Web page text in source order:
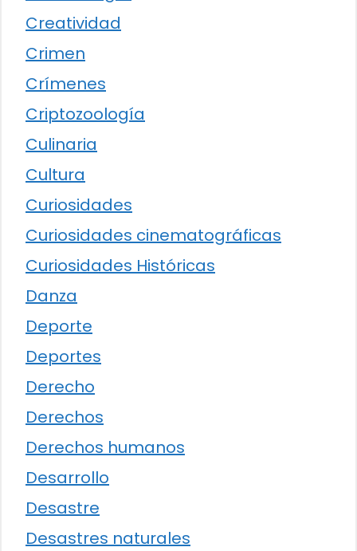
Creatividad
Crimen
Crímenes
Criptozoología
Culinaria
Cultura
Curiosidades
Curiosidades cinematográficas
Curiosidades Históricas
Danza
Deporte
Deportes
Derecho
Derechos
Derechos humanos
Desarrollo
Desastre
Desastres naturales